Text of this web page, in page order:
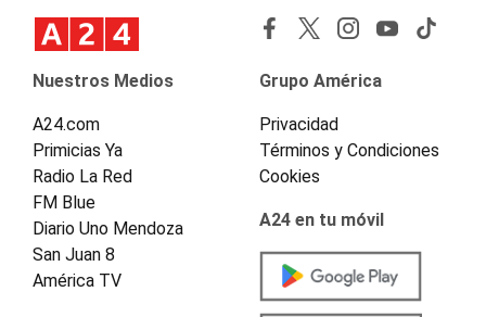
Nuestros Medios
A24.com
Primicias Ya
Radio La Red
FM Blue
Diario Uno Mendoza
San Juan 8
América TV
Grupo América
Privacidad
Términos y Condiciones
Cookies
A24 en tu móvil